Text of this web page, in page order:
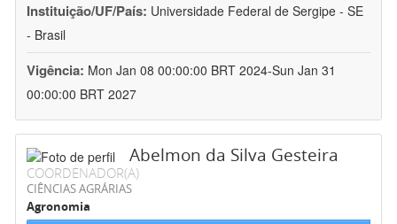
Instituição/UF/País: Universidade Federal de Sergipe - SE
- Brasil
Vigência: Mon Jan 08 00:00:00 BRT 2024-Sun Jan 31
00:00:00 BRT 2027
Abelmon da Silva Gesteira
COORDENADOR(A)
CIÊNCIAS AGRÁRIAS
Agronomia